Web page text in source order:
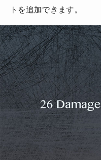
トを追加できます。